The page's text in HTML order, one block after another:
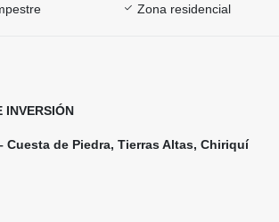
Zona residencial
INVERSIÓN
Cuesta de Piedra, Tierras Altas, Chiriquí